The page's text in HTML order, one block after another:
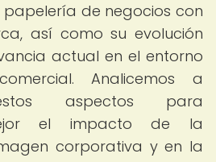
de negocios con
así como su evolución
actual en el entorno
Analicemos a
aspectos para
el impacto de la
corporativa y en la